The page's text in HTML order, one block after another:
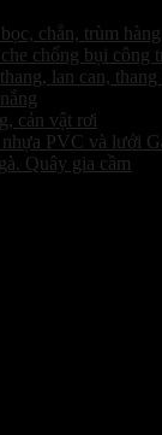
chắn, trùm hàng
chống bụi công
lan can, thang
cản vật rơi
PVC và lưới
Quây gia cầm